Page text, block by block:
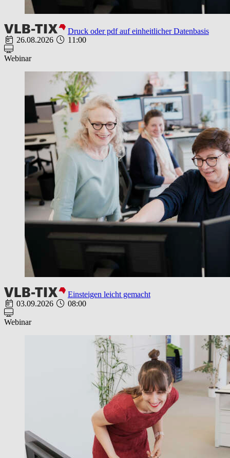
Druck oder pdf auf einheitlicher Datenbasis
26.08.2026
11:00
Webinar
Einsteigen leicht gemacht
03.09.2026
08:00
Webinar